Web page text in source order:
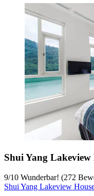
Shui Yang
9/10 Wunderbar! (272
Shui Yang Lakeview